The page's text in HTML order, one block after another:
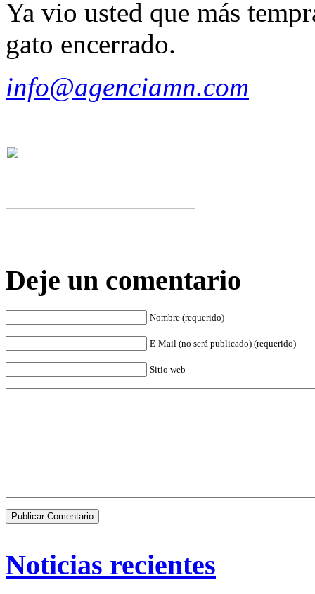
Ya vio usted que más
gato encerrado.
info@agenciamn.com
Deje un comentario
Nombre (requerido)
E-Mail (no será publicado) (requerido)
Sitio web
Noticias recientes